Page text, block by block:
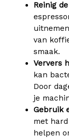
Reinig
van
smaak.
Ververs
kan
Door
je
Gebruik
met
helpen